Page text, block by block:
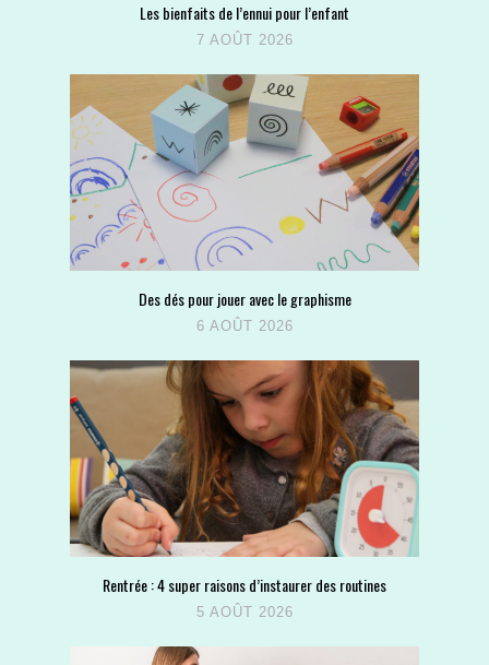
Les bienfaits de l’ennui pour l’enfant
7 AOÛT 2026
Des dés pour jouer avec le graphisme
6 AOÛT 2026
Rentrée : 4 super raisons d’instaurer des routines
5 AOÛT 2026